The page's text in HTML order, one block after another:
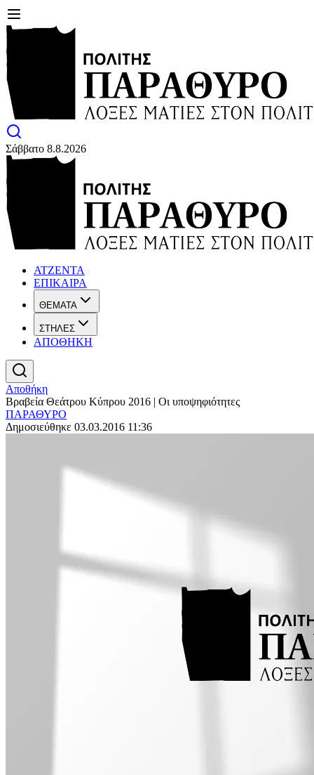
Σάββατο 8.8.2026
ΑΤΖΕΝΤΑ
ΕΠΙΚΑΙΡΑ
ΘΕΜΑΤΑ
ΣΤΗΛΕΣ
ΑΠΟΘΗΚΗ
Αποθήκη
Βραβεία Θεάτρου Κύπρου 2016 | Οι υποψηφιότητες
ΠΑΡΑΘΥΡΟ
Δημοσιεύθηκε 03.03.2016 11:36